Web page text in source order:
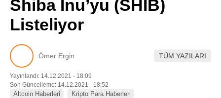
Pinterest
Shiba Inu’yu (SHIB)
Listeliyor
Ömer Ergin TÜM YAZILARI
Yayınlandı: 14.12.2021 - 18:09
Son Güncelleme: 14.12.2021 - 18:52
Altcoin Haberleri Kripto Para Haberleri